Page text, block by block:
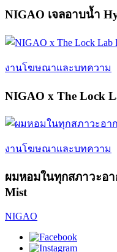
NIGAO เจลอาบน้ำ
งานโฆษณาและบทความ
NIGAO x The Lock
งานโฆษณาและบทความ
ผมหอมในทุกสภาวะอ
Mist
NIGAO